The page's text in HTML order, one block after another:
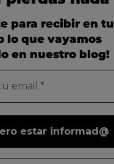
para recibir en tu
lo que vayamos
en nuestro blog!